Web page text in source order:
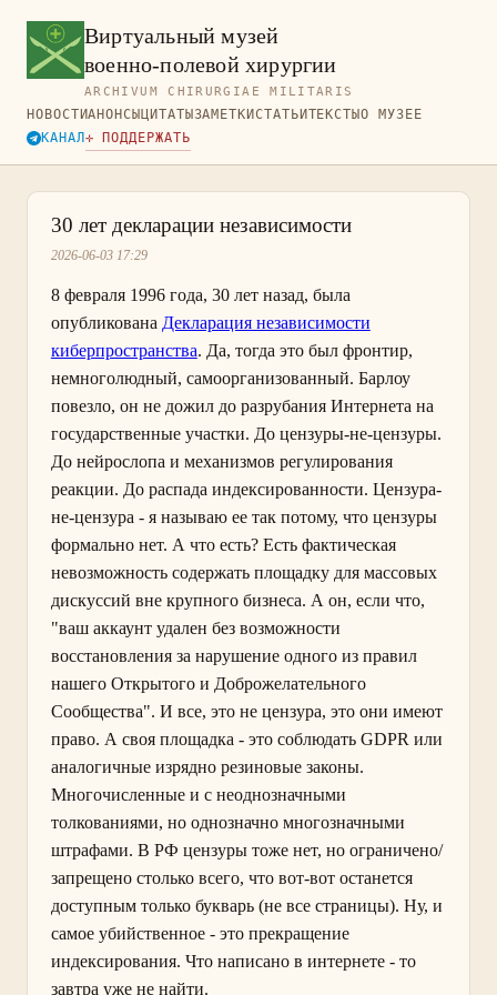
Виртуальный музей
военно-полевой хирургии
ARCHIVUM CHIRURGIAE MILITARIS
НОВОСТИАНОНСЫ ЦИТАТЫ ЗАМЕТКИСТАТЬИТЕКСТЫО МУЗЕЕ
КАНАЛ✛ ПОДДЕРЖАТЬ
30 лет декларации независимости
2026-06-03 17:29
8 февраля 1996 года, 30 лет назад, была
опубликована Декларация независимости
киберпространства. Да, тогда это был фронтир,
немноголюдный, самоорганизованный. Барлоу
повезло, он не дожил до разрубания Интернета на
государственные участки. До цензуры-не-цензуры.
До нейрослопа и механизмов регулирования
реакции. До распада индексированности. Цензура-
не-цензура - я называю ее так потому, что цензуры
формально нет. А что есть? Есть фактическая
невозможность содержать площадку для массовых
дискуссий вне крупного бизнеса. А он, если что,
"ваш аккаунт удален без возможности
восстановления за нарушение одного из правил
нашего Открытого и Доброжелательного
Сообщества". И все, это не цензура, это они имеют
право. А своя площадка - это соблюдать GDPR или
аналогичные изрядно резиновые законы.
Многочисленные и с неоднозначными
толкованиями, но однозначно многозначными
штрафами. В РФ цензуры тоже нет, но ограничено/
запрещено столько всего, что вот-вот останется
доступным только букварь (не все страницы). Ну, и
самое убийственное - это прекращение
индексирования. Что написано в интернете - то
завтра уже не найти.